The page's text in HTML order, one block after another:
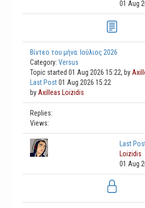
01 Aug
Βίντεο του μήνα: Ιούλιος 2026
Category: Versus
Topic started 01 Aug 2026 15:22, by
Last Post01 Aug 2026 15:22
by Axilleas Loizidis
Replies:
Views:
Last
Loizidis
01 Aug